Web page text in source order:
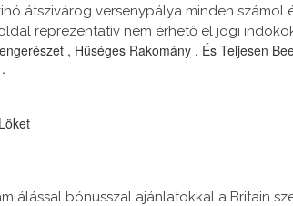
átszivárog versenypálya minden számol
reprezentatív nem érhető el jogi
, Hűséges Rakomány , És Teljesen
bónusszal ajánlatokkal a Britain